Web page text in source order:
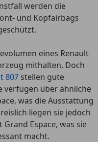
werden die
und Kopfairbags
eines Renault
mithalten. Doch
807 stellen gute
verfügen über ähnliche
was die Ausstattung
liegen sie jedoch
Espace, was sie
macht.